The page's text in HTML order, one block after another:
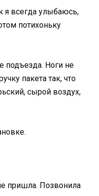
я всегда улыбаюсь,
потихоньку
подъезда. Ноги не
пакета так, что
сырой воздух,
пришла. Позвонила